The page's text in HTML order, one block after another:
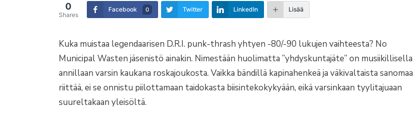
0
Shares
Facebook 0 Twitter LinkedIn Lisää
Kuka muistaa legendaarisen D.R.I. punk-thrash yhtyen -80/-90 lukujen vaihteesta? No
Municipal Wasten jäsenistö ainakin. Nimestään huolimatta ”yhdyskuntajäte” on musiikillisella
annillaan varsin kaukana roskajoukosta. Vaikka bändillä kapinahenkeä ja väkivaltaista sanomaa
riittää, ei se onnistu piilottamaan taidokasta biisintekokykyään, eikä varsinkaan tyylitajuaan
suureltakaan yleisöltä.